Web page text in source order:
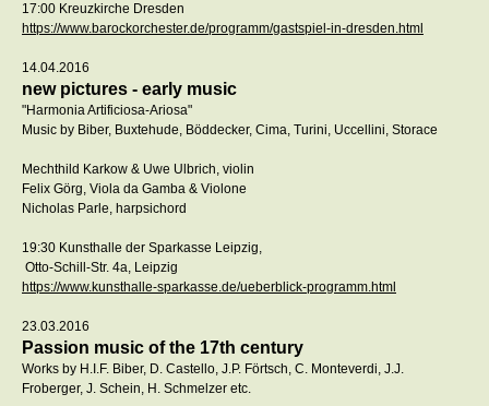
17:00 Kreuzkirche Dresden
https://www.barockorchester.de/programm/gastspiel-in-dresden.html
14.04.2016
new pictures - early music
"Harmonia Artificiosa-Ariosa"
Music by Biber, Buxtehude, Böddecker, Cima, Turini, Uccellini, Storace
Mechthild Karkow & Uwe Ulbrich, violin
Felix Görg, Viola da Gamba & Violone
Nicholas Parle, harpsichord
19:30 Kunsthalle der Sparkasse Leipzig,
Otto-Schill-Str. 4a, Leipzig
https://www.kunsthalle-sparkasse.de/ueberblick-programm.html
23.03.2016
Passion music of the 17th century
Works by H.I.F. Biber, D. Castello, J.P. Förtsch, C. Monteverdi, J.J.
Froberger, J. Schein, H. Schmelzer etc.